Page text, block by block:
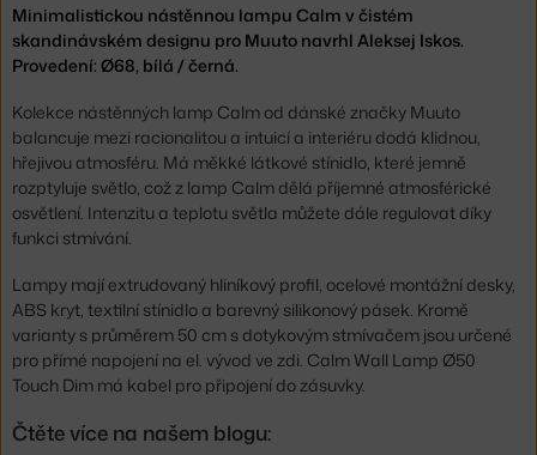
Minimalistickou nástěnnou lampu Calm v čistém
skandinávském designu pro Muuto navrhl Aleksej Iskos.
Provedení: Ø68, bílá / černá.
Kolekce nástěnných lamp Calm od dánské značky Muuto
balancuje mezi racionalitou a intuicí a interiéru dodá klidnou,
hřejivou atmosféru. Má měkké látkové stínidlo, které jemně
rozptyluje světlo, což z lamp Calm dělá příjemné atmosférické
osvětlení. Intenzitu a teplotu světla můžete dále regulovat díky
funkci stmívání.
Lampy mají extrudovaný hliníkový profil, ocelové montážní desky,
ABS kryt, textilní stínidlo a barevný silikonový pásek. Kromě
varianty s průměrem 50 cm s dotykovým stmívačem jsou určené
pro přímé napojení na el. vývod ve zdi. Calm Wall Lamp Ø50
Touch Dim má kabel pro připojení do zásuvky.
Čtěte více na našem blogu: